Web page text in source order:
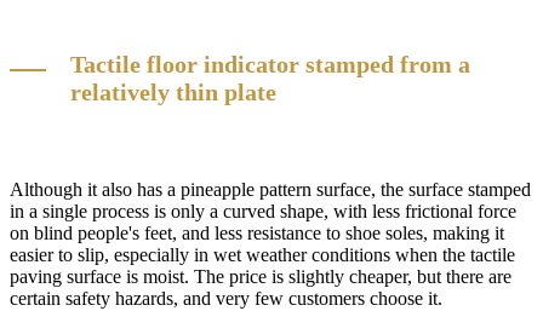
Tactile floor indicator stamped from a
relatively thin plate
Although it also has a pineapple pattern surface, the surface stamped
in a single process is only a curved shape, with less frictional force
on blind people's feet, and less resistance to shoe soles, making it
easier to slip, especially in wet weather conditions when the tactile
paving surface is moist. The price is slightly cheaper, but there are
certain safety hazards, and very few customers choose it.